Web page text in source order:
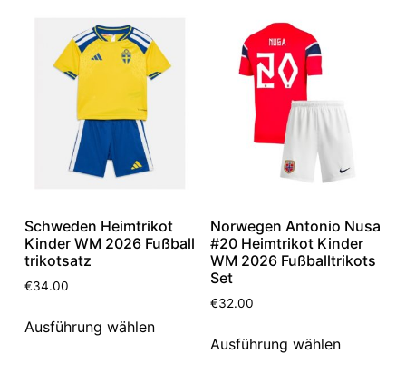
Schweden Heimtrikot
Kinder WM 2026 Fußball
trikotsatz
€34.00
Ausführung wählen
Norwegen Antonio Nusa
#20 Heimtrikot Kinder
WM 2026 Fußballtrikots
Set
€32.00
Ausführung wählen